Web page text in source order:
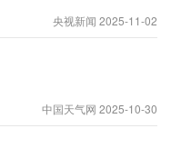
央视新闻 2025-11-02
中国天气网 2025-10-30